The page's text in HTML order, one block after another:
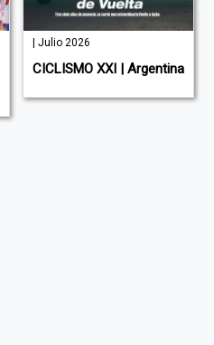
| Julio 2026
CICLISMO XXI | Argentina